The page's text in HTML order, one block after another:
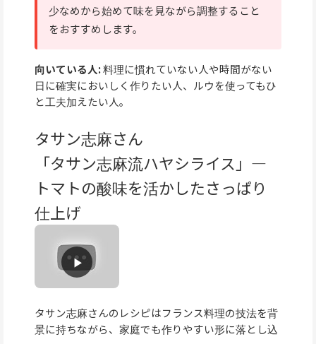
少なめから始めて味を見ながら調整すること
をおすすめします。
向いている人:料理に慣れていない人や時間がない
日に確実においしく作りたい人、ルウを使ってもひ
と工夫加えたい人。
タサン志麻さん
「タサン志麻流ハヤシライス」—
トマトの酸味を活かしたさっぱり
仕上げ
タサン志麻さんのレシピはフランス料理の技法を背
景に持ちながら、家庭でも作りやすい形に落とし込